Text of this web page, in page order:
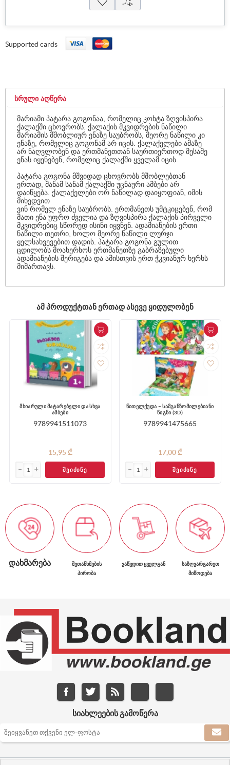
Supported cards
ᲡᲠᲣᲚᲘ ᲐᲦᲬᲔᲠᲐ
მარიამი პატარა გოგონაა, რომელიც კოხტა ზღვისპირა
ქალაქში ცხოვრობს. ქალაქის მკვიდრების ნაწილი
მარიამის მშობლიურ ენაზე საუბრობს, მეორე ნაწილი კი
ენაზე, რომელიც გოგონამ არ იცის. ქალაქელები ამაზე
არ ნაღვლობენ და ერთმანეთთან საურთიერთოდ მესამე
ენას იყენებენ, რომელიც ქალაქში ყველამ იცის.
პატარა გოგონა მშვიდად ცხოვრობს მშობლებთან
ერთად, მანამ სანამ ქალაქში უცნაური ამბები არ
დაიწყება. ქალაქელები ორ ნაწილად დაიყოფიან, იმის
მიხედვით
ვინ რომელ ენაზე საუბრობს. ერთმანეთს უმტკიცებენ, რომ
მათი ენა უფრო ძველია და ზღვისპირა ქალაქის პირველი
მკვიდრებიც სწორედ ისინი იყვნენ. ადამიანების ერთი
ნაწილი თეთრი, ხოლო მეორე ნაწილი ლურჯი
ყელსახვევებით დადის. პატარა გოგონა გულით
ცდილობს მოახერხოს ერთმანეთზე გაბრაზებული
ადამიანების შერიგება და ამისთვის ერთ ჭკვიანურ ხერხს
მიმართავს.
ᲐᲛ ᲞᲠᲝᲓᲣᲥᲢᲗᲐᲜ ᲔᲠᲗᲐᲓ ᲐᲡᲔᲕᲔ ᲧᲘᲓᲣᲚᲝᲑᲔᲜ
მხიარული მატარებელი და სხვა
ამბები
9789941511073
15,95 ₾
ᲨᲔᲘᲫᲘᲜᲔ
წითელქუდა – სამგანზომილებიანი
წიგნი (3D)
9789941475665
17,00 ₾
ᲨᲔᲘᲫᲘᲜᲔ
ᲓᲐᲮᲛᲐᲠᲔᲑᲐ
ᲨᲔᲗᲐᲜᲮᲛᲔᲑᲘᲡ
ᲞᲘᲠᲝᲑᲐ
ᲕᲐᲬᲕᲓᲘᲗ ᲧᲕᲔᲚᲒᲐᲜ
ᲡᲐᲖᲦᲕᲐᲠᲒᲐᲠᲔᲗ
ᲛᲘᲬᲝᲓᲔᲑᲐ
ᲡᲘᲐᲮᲚᲔᲔᲑᲘᲡ ᲒᲐᲛᲝᲬᲔᲠᲐ